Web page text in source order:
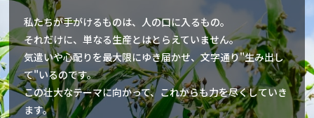
私たちが手がけるものは、人の口に入るもの。
それだけに、単なる生産とはとらえていません。
気遣いや心配りを最大限にゆき届かせ、文字通り"生み出し
て"いるのです。
この壮大なテーマに向かって、これからも力を尽くしていき
ます。